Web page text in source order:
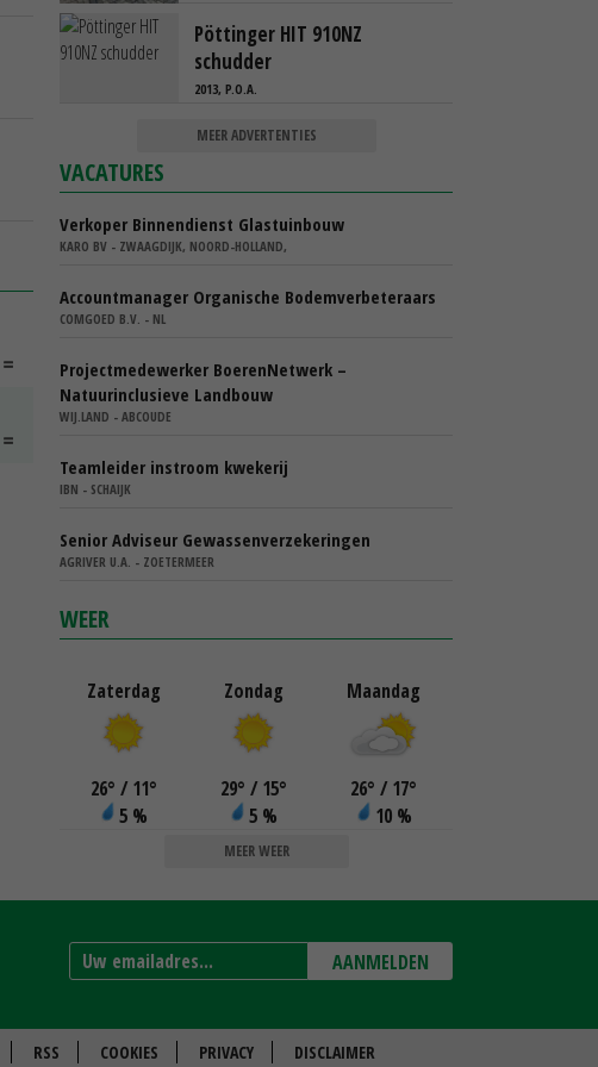
Pöttinger HIT 910NZ
schudder
2013, P.O.A.
MEER ADVERTENTIES
VACATURES
Verkoper Binnendienst Glastuinbouw
KARO BV - ZWAAGDIJK, NOORD-HOLLAND,
Accountmanager Organische Bodemverbeteraars
COMGOED B.V. - NL
Projectmedewerker BoerenNetwerk –
Natuurinclusieve Landbouw
WIJ.LAND - ABCOUDE
Teamleider instroom kwekerij
IBN - SCHAIJK
Senior Adviseur Gewassenverzekeringen
AGRIVER U.A. - ZOETERMEER
WEER
Zaterdag
26° / 11°
5 %
Zondag
29° / 15°
5 %
Maandag
26° / 17°
10 %
MEER WEER
AANMELDEN
RSS COOKIES PRIVACY DISCLAIMER